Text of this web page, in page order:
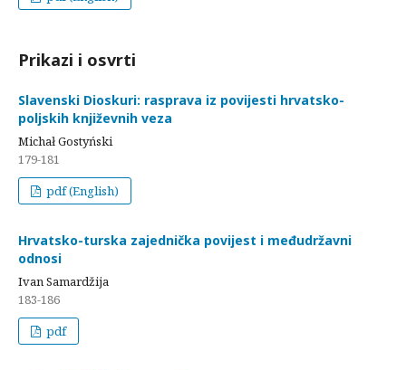
Prikazi i osvrti
Slavenski Dioskuri: rasprava iz povijesti hrvatsko-
poljskih književnih veza
Michał Gostyński
179-181
pdf (English)
Hrvatsko-turska zajednička povijest i međudržavni
odnosi
Ivan Samardžija
183-186
pdf